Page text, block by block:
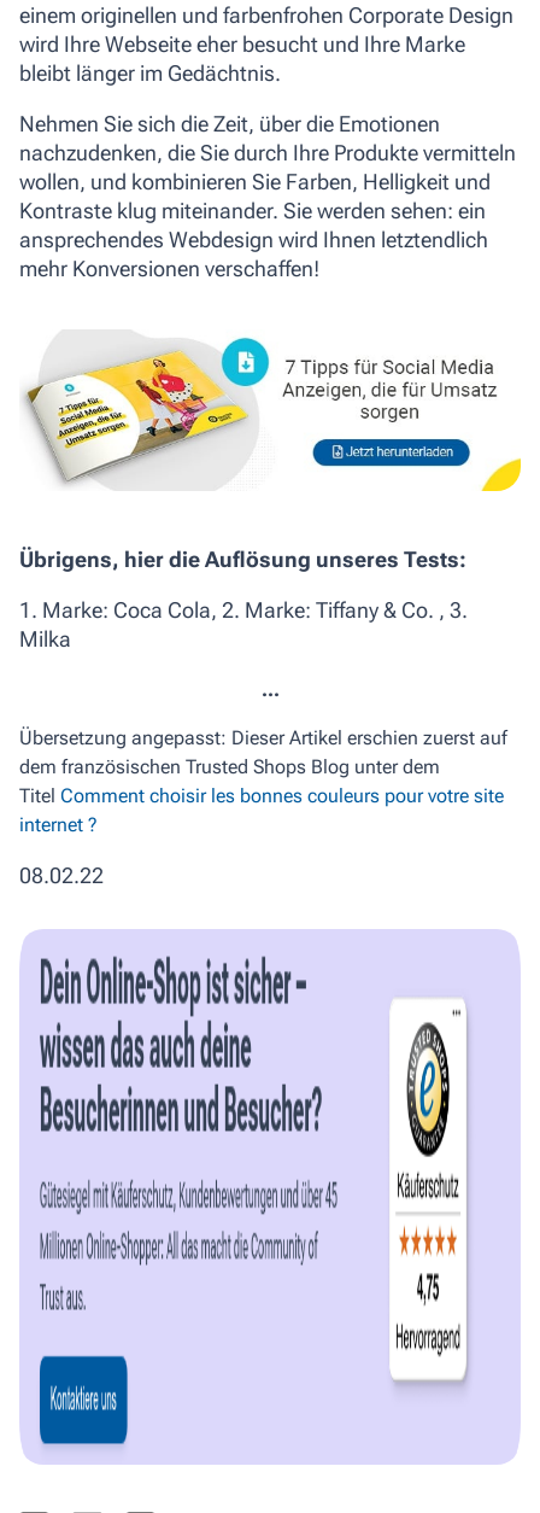
einem originellen und farbenfrohen Corporate Design
wird Ihre Webseite eher besucht und Ihre Marke
bleibt länger im Gedächtnis.
Nehmen Sie sich die Zeit, über die Emotionen
nachzudenken, die Sie durch Ihre Produkte vermitteln
wollen, und kombinieren Sie Farben, Helligkeit und
Kontraste klug miteinander. Sie werden sehen: ein
ansprechendes Webdesign wird Ihnen letztendlich
mehr Konversionen verschaffen!
Übrigens, hier die Auflösung unseres Tests:
1. Marke: Coca Cola, 2. Marke: Tiffany & Co. , 3.
Milka
...
Übersetzung angepasst: Dieser Artikel erschien zuerst auf
dem französischen Trusted Shops Blog unter dem
Titel Comment choisir les bonnes couleurs pour votre site
internet ?
08.02.22